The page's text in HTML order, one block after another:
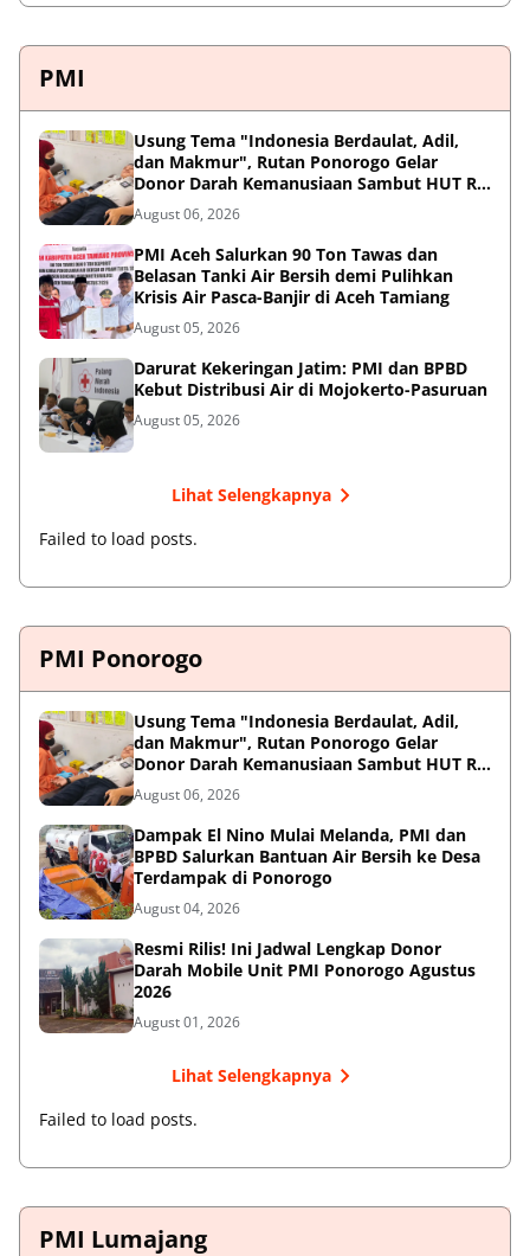
PMI
Usung Tema "Indonesia Berdaulat, Adil,
dan Makmur", Rutan Ponorogo Gelar
Donor Darah Kemanusiaan Sambut HUT RI
ke-81
August 06, 2026
PMI Aceh Salurkan 90 Ton Tawas dan
Belasan Tanki Air Bersih demi Pulihkan
Krisis Air Pasca-Banjir di Aceh Tamiang
August 05, 2026
Darurat Kekeringan Jatim: PMI dan BPBD
Kebut Distribusi Air di Mojokerto-Pasuruan
August 05, 2026
Lihat Selengkapnya
Failed to load posts.
PMI Ponorogo
Usung Tema "Indonesia Berdaulat, Adil,
dan Makmur", Rutan Ponorogo Gelar
Donor Darah Kemanusiaan Sambut HUT RI
ke-81
August 06, 2026
Dampak El Nino Mulai Melanda, PMI dan
BPBD Salurkan Bantuan Air Bersih ke Desa
Terdampak di Ponorogo
August 04, 2026
Resmi Rilis! Ini Jadwal Lengkap Donor
Darah Mobile Unit PMI Ponorogo Agustus
2026
August 01, 2026
Lihat Selengkapnya
Failed to load posts.
PMI Lumajang